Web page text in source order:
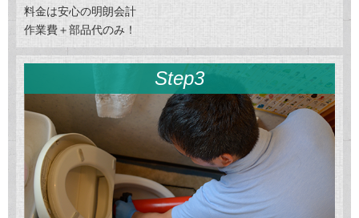
料金は安心の明朗会計
作業費＋部品代のみ！
Step3